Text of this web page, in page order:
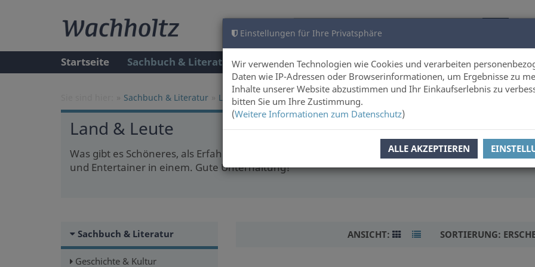
Einstellungen für Ihre Privatsphäre
Wir verwenden Technologien wie Cookies und verarbeiten
Daten wie IP-Adressen oder Browserinformationen, um Ergebnisse zu
Inhalte unserer Website abzustimmen und Ihr Einkaufserlebnis zu
bitten Sie um Ihre Zustimmung.
(Weitere Informationen zum Datenschutz)
ALLE AKZEPTIEREN
Startseite Sachbuch & Literatur Autoren Über uns
Sachbuch & Literatur Land & Leute
Land & Leute
Was gibt es Schöneres, als Erfahrungen und Erlebnissen anderer Menschen zu lauschen.
und Entertainer in einem. Gute Unterhaltung!
Sachbuch & Literatur
Geschichte & Kultur
ANSICHT: SORTIERUNG: